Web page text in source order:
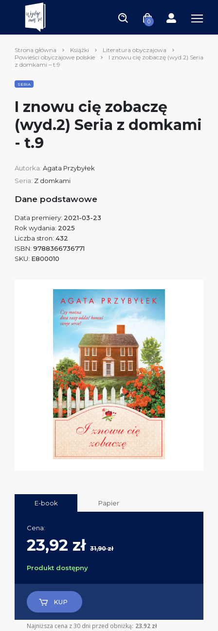
0
Strona główna Książki
Literatura obyczajowa
Powieści obyczajowe polskie
I znowu cię zobaczę (wyd.2) Seria
z domkami – t.9
SERIA
I znowu cię zobaczę
(wyd.2) Seria z domkami
- t.9
Autorka: Agata Przybyłek
Seria: Z domkami
Dane podstawowe
Data premiery: 2021-03-23
Rok wydania: 2025
Liczba stron: 432
ISBN: 9788366736771
SKU: E800010
E-book Papier
Cena:
23,92 zł 31,90 zł
Produkt dostępny
KUP
Najniższa cena z 30 dni przed obniżką: 23.92 zł